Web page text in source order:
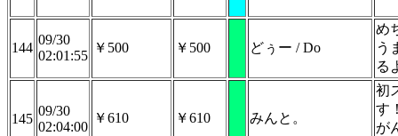
144
09/30
02:01:55
￥500 ￥500 どぅー / Do
め
う
る
145
09/30
02:04:00
￥610 ￥610 みんと。
初
す
が